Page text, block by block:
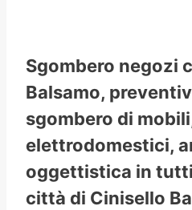
Sgombero negozi
Balsamo,
sgombero di
elettrodomestici,
oggettistica in
città di Cinisello